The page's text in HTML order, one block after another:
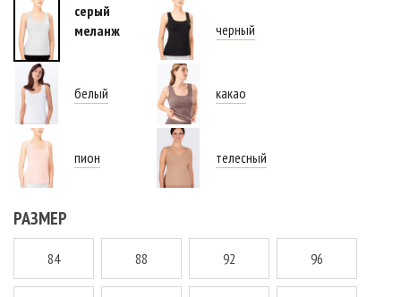
серый
меланж
черный
белый какао
пион телесный
РАЗМЕР
84 88 92 96